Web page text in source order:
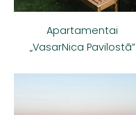
Apartamentai
„VasarNica Pavilostā”